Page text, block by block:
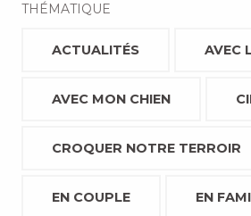
THÉMATIQUE
ACTUALITÉS AVEC
AVEC MON CHIEN
CROQUER NOTRE TERROIR
EN COUPLE EN